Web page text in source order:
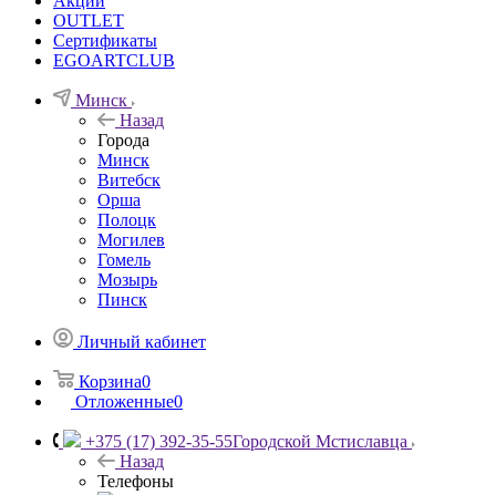
OUTLET
Сертификаты
EGOARTCLUB
Минск
Назад
Города
Минск
Витебск
Орша
Полоцк
Могилев
Гомель
Мозырь
Пинск
Личный кабинет
Корзина0
Отложенные0
+375 (17) 392-35-55Городской Мстиславца
Назад
Телефоны